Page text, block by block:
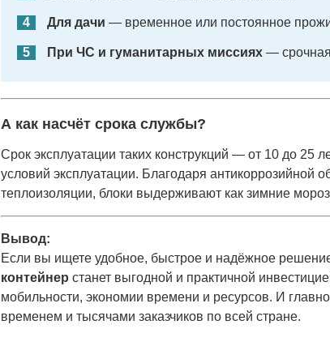
Для дачи — временное или постоянное
При ЧС и гуманитарных миссиях— срочная
А как насчёт срока службы?
Срок эксплуатации таких конструкций — от 10 до 25
условий эксплуатации. Благодаря антикоррозийной
теплоизоляции, блоки выдерживают как зимние
Вывод:
Если вы ищете удобное, быстрое и надёжное
контейнер станет выгодной и практичной
мобильности, экономии времени и ресурсов. И
временем и тысячами заказчиков по всей стране.